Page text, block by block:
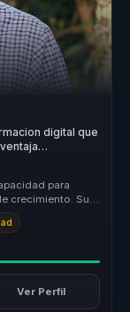
digital que
para
crecimiento. Su
Ver Perfil